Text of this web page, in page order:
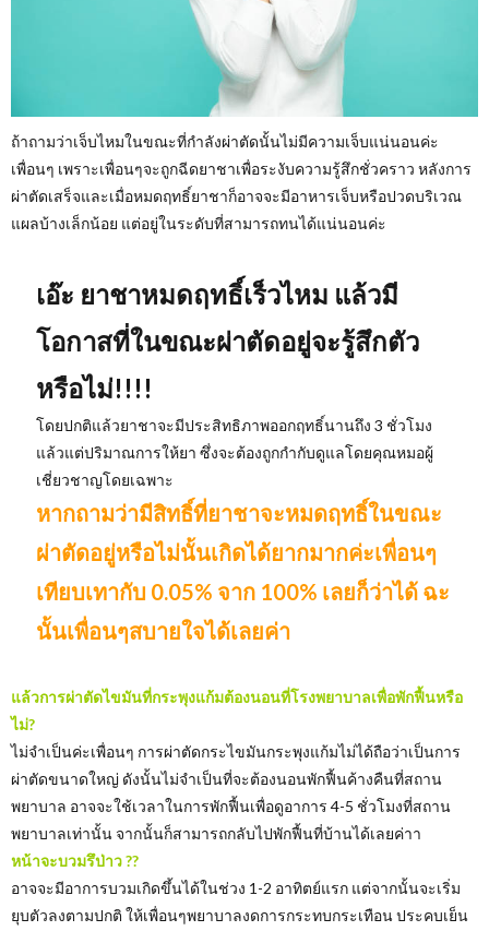
ถ้าถามว่าเจ็บไหมในขณะที่กำลังผ่าตัดนั้นไม่มีความเจ็บแน่นอนค่ะ
เพื่อนๆ เพราะเพื่อนๆจะถูกฉีดยาชาเพื่อระงับความรู้สึกชั่วคราว หลังการ
ผ่าตัดเสร็จและเมื่อหมดฤทธิ์ยาชาก็อาจจะมีอาหารเจ็บหรือปวดบริเวณ
แผลบ้างเล็กน้อย แต่อยู่ในระดับที่สามารถทนได้แน่นอนค่ะ
เอ๊ะ ยาชาหมดฤทธิ์เร็วไหม แล้วมี
โอกาสที่ในขณะผ่าตัดอยู่จะรู้สึกตัว
หรือไม่!!!!
โดยปกติแล้วยาชาจะมีประสิทธิภาพออกฤทธิ์นานถึง 3 ชั่วโมง
แล้วแต่ปริมาณการให้ยา ซึ่งจะต้องถูกกำกับดูแลโดยคุณหมอผู้
เชี่ยวชาญโดยเฉพาะ
หากถามว่ามีสิทธิ์ที่ยาชาจะหมดฤทธิ์ในขณะ
ผ่าตัดอยู่หรือไม่นั้นเกิดได้ยากมากค่ะเพื่อนๆ
เทียบเทากับ 0.05% จาก 100% เลยก็ว่าได้ ฉะ
นั้นเพื่อนๆสบายใจได้เลยค่า
แล้วการผ่าตัดไขมันที่กระพุงแก้มต้องนอนที่โรงพยาบาลเพื่อพักฟื้นหรือ
ไม่?
ไม่จำเป็นค่ะเพื่อนๆ การผ่าตัดกระไขมันกระพุงแก้มไม่ได้ถือว่าเป็นการ
ผ่าตัดขนาดใหญ่ ดังนั้นไม่จำเป็นที่จะต้องนอนพักฟื้นค้างคืนที่สถาน
พยาบาล อาจจะใช้เวลาในการพักฟื้นเพื่อดูอาการ 4-5 ชั่วโมงที่สถาน
พยาบาลเท่านั้น จากนั้นก็สามารถกลับไปพักฟื้นที่บ้านได้เลยค่าา
หน้าจะบวมรึป่าว ??
อาจจะมีอาการบวมเกิดขึ้นได้ในช่วง 1-2 อาทิตย์แรก แต่จากนั้นจะเริ่ม
ยุบตัวลงตามปกติ ให้เพื่อนๆพยาบาลงดการกระทบกระเทือน ประคบเย็น